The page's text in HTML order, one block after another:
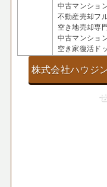
中古マンショ
不動産売却フ
空き地売却専
中古マンショ
空き家復活ド
株式会社ハウジ